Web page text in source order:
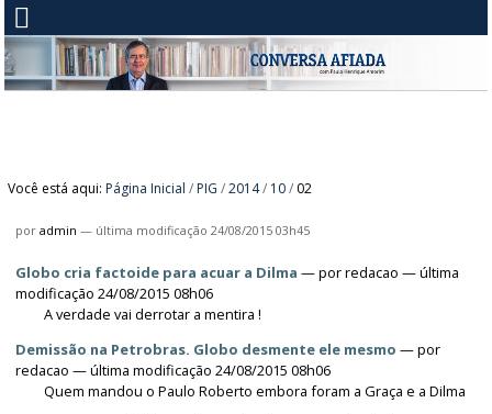
Você está aqui: Página Inicial / PIG /2014/ 10 / 02
poradmin — última modificação 24/08/2015 03h45
Globo cria factoide para acuar a Dilma —porredacao — última
modificação 24/08/2015 08h06
A verdade vai derrotar a mentira !
Demissão na Petrobras. Globo desmente ele mesmo —por
redacao — última modificação 24/08/2015 08h06
Quem mandou o Paulo Roberto embora foram a Graça e a Dilma